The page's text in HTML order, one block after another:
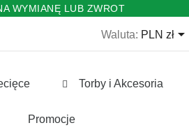
WYMIANĘ LUB ZWROT
Waluta: PLN zł
Torby i Akcesoria
Promocje